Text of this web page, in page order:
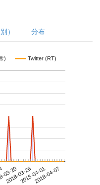
） 分布
) Twitter (RT)
03-20
2018-03-262018-04-012018-04-07